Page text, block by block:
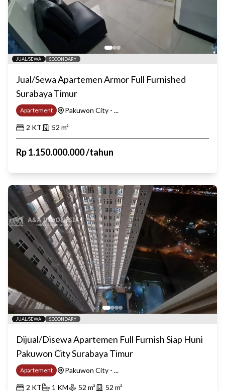
JUAL/SEWA SECONDARY
Jual/Sewa Apartemen Armor Full Furnished
Surabaya Timur
Apartement
Pakuwon City - ...
2 KT 52 m²
Rp1.150.000.000/tahun
JUAL/SEWA SECONDARY
Dijual/Disewa Apartemen Full Furnish Siap Huni
Pakuwon City Surabaya Timur
Apartement
Pakuwon City - ...
2 KT 1 KM 52 m² 52 m²